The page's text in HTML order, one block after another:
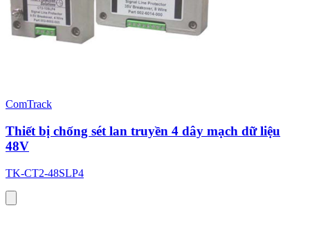
ComTrack
Thiết bị chống sét lan truyền 4 dây mạch dữ liệu
48V
TK-CT2-48SLP4